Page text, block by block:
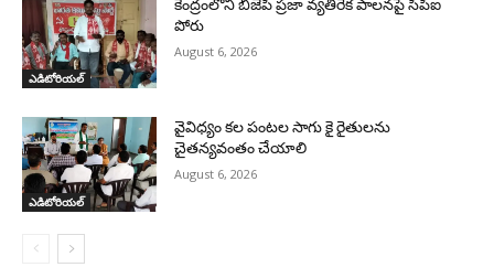
ఎడిటోరియల్
కేంద్రంలోని బిజెపి ప్రజా వ్యతిరేక పాలనపై సిపిఐ
పోరు
August 6, 2026
ఎడిటోరియల్
వైవిధ్యం కల పంటల సాగు కై రైతులను
చైతన్యవంతం చేయాలి
August 6, 2026